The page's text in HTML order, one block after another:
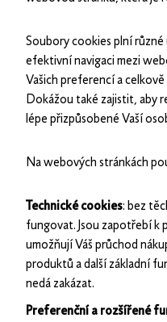
Soubory cookies plní
efektivní navigaci mezi
Vašich preferencí a
Dokážou také zajistit, aby
lépe přizpůsobené Vaší
Na webových stránkách
Technické cookies: bez
fungovat. Jsou zapotřebí k
umožňují Váš průchod
produktů a další základní
nedá zakázat.
Preferenční a rozšířené